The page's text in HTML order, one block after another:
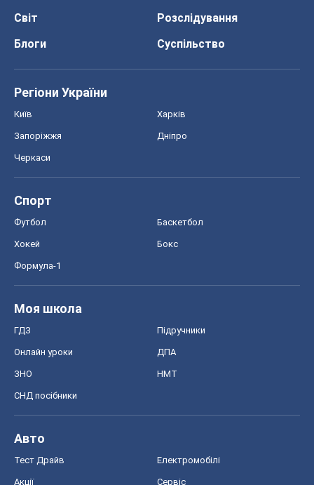
Світ
Розслідування
Блоги
Суспільство
Регіони України
Київ Харків
Запоріжжя Дніпро
Черкаси
Спорт
Футбол Баскетбол
Хокей Бокс
Формула-1
Моя школа
ГДЗ Підручники
Онлайн уроки ДПА
ЗНО НМТ
СНД посібники
Авто
Тест Драйв Електромобілі
Акції Сервіс